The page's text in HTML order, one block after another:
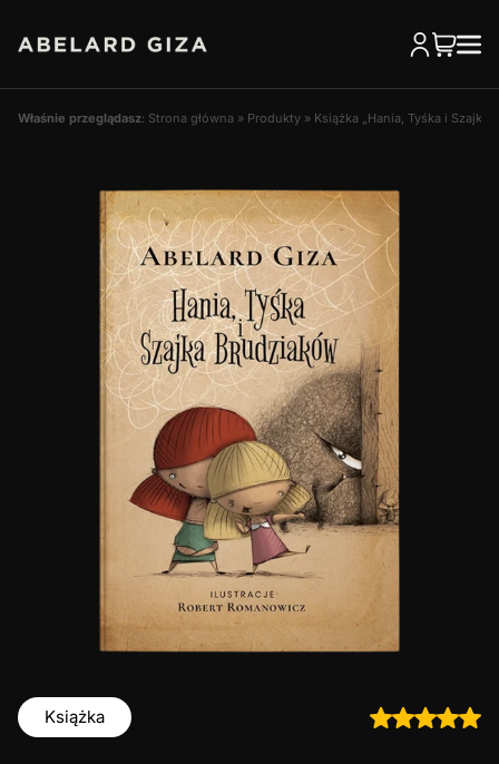
Właśnie przeglądasz: Strona główna » Produkty » Książka „Hania, Tyśka i Szajka
Książka